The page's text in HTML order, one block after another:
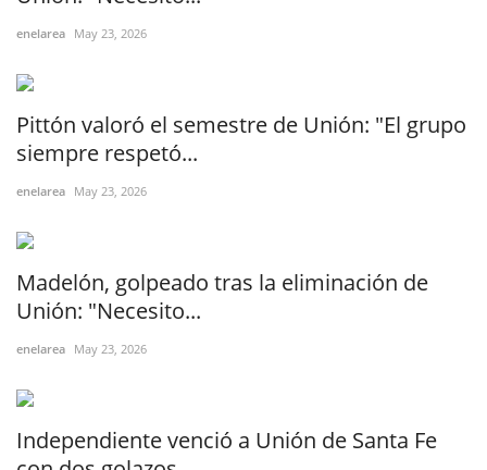
enelarea May 23, 2026
Pittón valoró el semestre de Unión: "El grupo
siempre respetó...
enelarea May 23, 2026
Madelón, golpeado tras la eliminación de
Unión: "Necesito...
enelarea May 23, 2026
Independiente venció a Unión de Santa Fe